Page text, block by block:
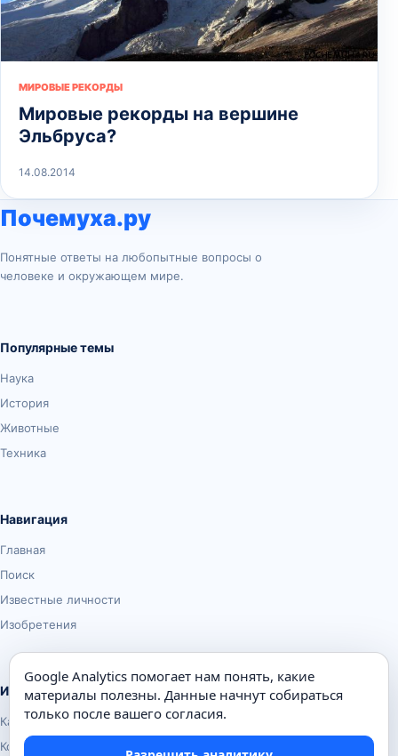
МИРОВЫЕ РЕКОРДЫ
Мировые рекорды на вершине
Эльбруса?
14.08.2014
Почемуха.ру
Понятные ответы на любопытные вопросы о
человеке и окружающем мире.
Популярные темы
Наука
История
Животные
Техника
Навигация
Главная
Поиск
Известные личности
Изобретения
Информация
Карта сайта
Контакты
Google Analytics помогает нам понять, какие
материалы полезны. Данные начнут собираться
только после вашего согласия.